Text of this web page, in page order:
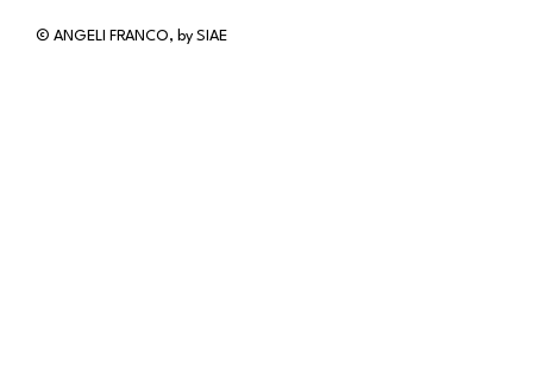
© ANGELI FRANCO, by SIAE